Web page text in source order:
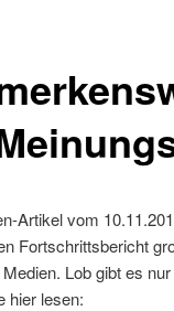
Artikel vom
Fortschrittsbericht
Lob gibt es
hier lesen: